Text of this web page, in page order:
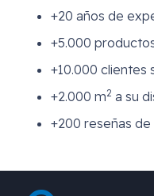
+20 años de
+5.000
+10.000 clientes
+2.000 m2 a su
+200 reseñas